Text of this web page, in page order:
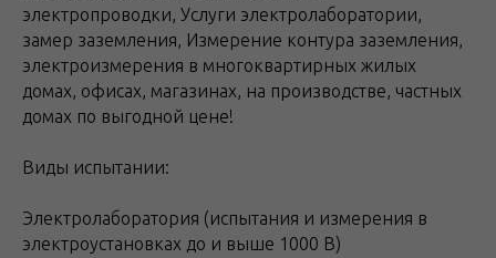
электропроводки, Услуги электролаборатории,
замер заземления, Измерение контура заземления,
электроизмерения в многоквартирных жилых
домах, офисах, магазинах, на производстве, частных
домах по выгодной цене!
Виды испытании:
Электролаборатория (испытания и измерения в
электроустановках до и выше 1000 В)